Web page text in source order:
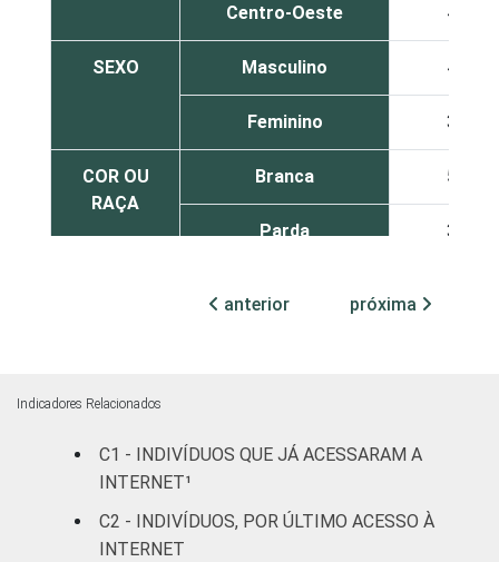
Centro-Oeste 47
SEXO Masculino 47
Feminino 38
COR OU
RAÇA
Branca 52
Parda 35
Não respondeu
INSTRUÇÃO
Infantil
anterior próxima
Indicadores Relacionados
C1 - INDIVÍDUOS QUE JÁ ACESSARAM A
INTERNET¹
C2 - INDIVÍDUOS, POR ÚLTIMO ACESSO À
INTERNET